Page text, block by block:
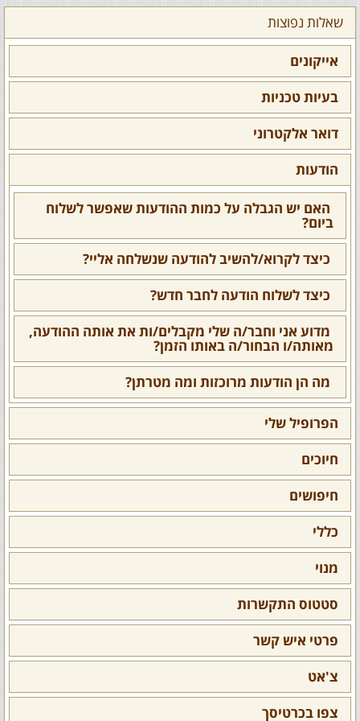
שאלות נפוצות
אייקונים
בעיות טכניות
דואר אלקטרוני
הודעות
האם יש הגבלה על כמות ההודעות שאפשר לשלוח
ביום?
כיצד לקרוא/להשיב להודעה שנשלחה אליי?
כיצד לשלוח הודעה לחבר חדש?
מדוע אני וחבר/ה שלי מקבלים/ות את אותה ההודעה,
מאותה/ו הבחור/ה באותו הזמן?
מה הן הודעות מרוכזות ומה מטרתן?
הפרופיל שלי
חיוכים
חיפושים
כללי
מנוי
סטטוס התקשרות
פרטי איש קשר
צ'אט
צפו בכרטיסך